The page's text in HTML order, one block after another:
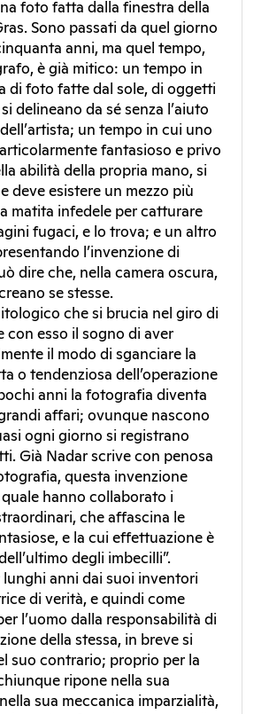
foto fatta dalla finestra della
Sono passati da quel giorno
anni, ma quel tempo,
è già mitico: un tempo in
di foto fatte dal sole, di oggetti
delineano da sé senza l’aiuto
un tempo in cui uno
fantasioso e privo
abilità della propria mano, si
deve esistere un mezzo più
matita infedele per catturare
fugaci, e lo trova; e un altro
l’invenzione di
dire che, nella camera oscura,
se stesse.
che si brucia nel giro di
con esso il sogno di aver
il modo di sganciare la
o tendenziosa dell’operazione
anni la fotografia diventa
affari; ovunque nascono
ogni giorno si registrano
Già Nadar scrive con penosa
questa invenzione
hanno collaborato i
che affascina le
e la cui effettuazione è
degli imbecilli”.
lunghi anni dai suoi inventori
di verità, e quindi come
l’uomo dalla responsabilità di
della stessa, in breve si
suo contrario; proprio per la
ripone nella sua
sua meccanica imparzialità,